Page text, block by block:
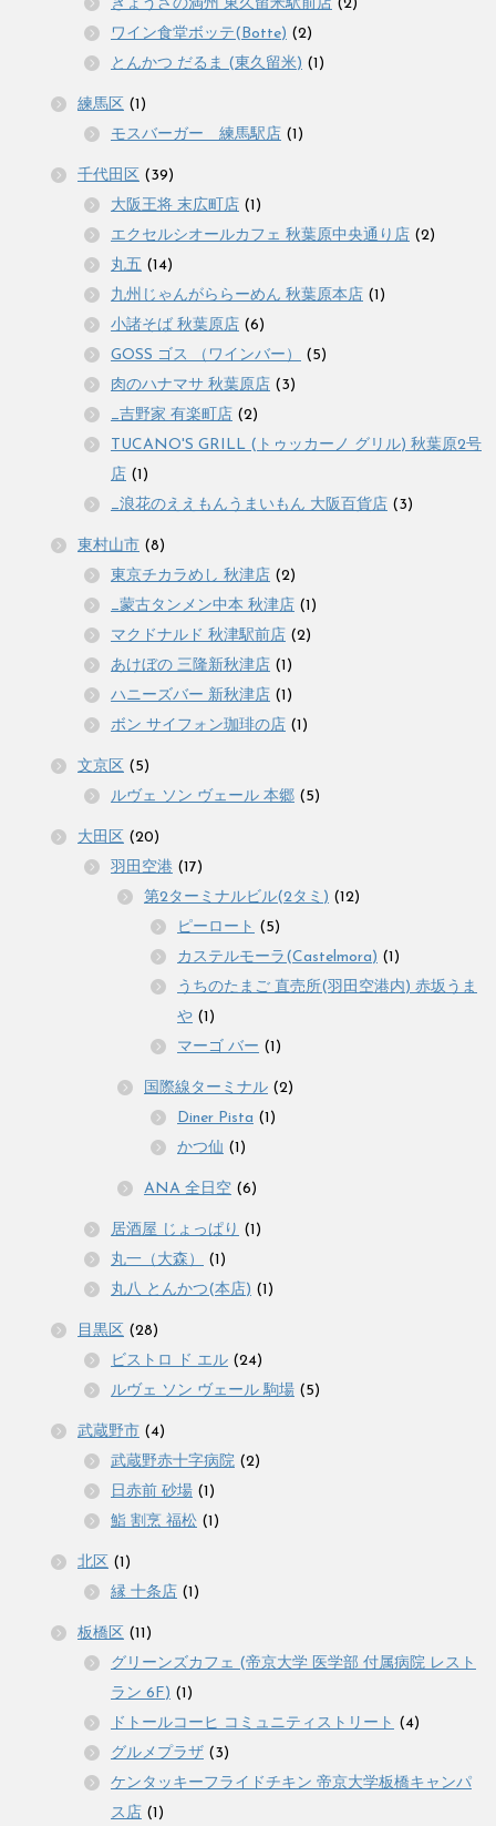
ぎょうざの満州 東久留米駅前店 (2)
ワイン食堂ボッテ(Botte) (2)
とんかつ だるま (東久留米) (1)
練馬区 (1)
モスバーガー 練馬駅店 (1)
千代田区 (39)
大阪王将 末広町店 (1)
エクセルシオールカフェ 秋葉原中央通り店 (2)
丸五 (14)
九州じゃんがららーめん 秋葉原本店 (1)
小諸そば 秋葉原店 (6)
GOSS ゴス （ワインバー）
(5)
肉のハナマサ 秋葉原店 (3)
_吉野家 有楽町店 (2)
TUCANO'S GRILL (トゥッカーノ グリル) 秋葉原2号
店 (1)
_浪花のええもんうまいもん 大阪百貨店 (3)
東村山市 (8)
東京チカラめし 秋津店 (2)
_蒙古タンメン中本 秋津店 (1)
マクドナルド 秋津駅前店 (2)
あけぼの 三隆新秋津店 (1)
ハニーズバー 新秋津店 (1)
ボン サイフォン珈琲の店 (1)
文京区 (5)
ルヴェ ソン ヴェール 本郷 (5)
大田区 (20)
羽田空港 (17)
第2ターミナルビル(2タミ) (12)
ピーロート (5)
カステルモーラ(Castelmora) (1)
うちのたまご 直売所(羽田空港内) 赤坂うま
や (1)
マーゴ バー (1)
国際線ターミナル (2)
Diner Pista (1)
かつ仙 (1)
ANA 全日空 (6)
居酒屋 じょっぱり (1)
丸一（大森）
(1)
丸八 とんかつ(本店) (1)
目黒区 (28)
ビストロ ド エル (24)
ルヴェ ソン ヴェール 駒場 (5)
武蔵野市 (4)
武蔵野赤十字病院 (2)
日赤前 砂場 (1)
鮨 割烹 福松 (1)
北区 (1)
縁 十条店 (1)
板橋区 (11)
グリーンズカフェ (帝京大学 医学部 付属病院 レスト
ラン 6F) (1)
ドトールコーヒ コミュニティストリート (4)
グルメプラザ (3)
ケンタッキーフライドチキン 帝京大学板橋キャンパ
ス店 (1)